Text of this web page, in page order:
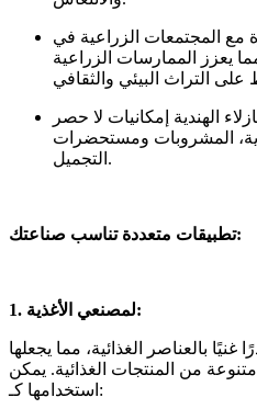
مع المجتمعات الزراعية في
يعزز الممارسات الزراعية
الهندية إمكانيات لا حصر
المشروبات ومستحضرات
التجميل.
تطبيقات متعددة تناسب صناعتك:
1. لمصنعي الأغذية:
غنيًا بالعناصر الغذائية، مما يجعلها
من المنتجات الغذائية. يمكن
استخدامها كـ: